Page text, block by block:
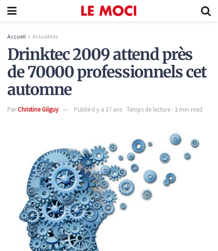
Accueil Actualités
Drinktec 2009 attend près
de 70000 professionnels cet
automne
ParChristine Gilguy Publié il y a 17 ans Temps de lecture : 1 min read